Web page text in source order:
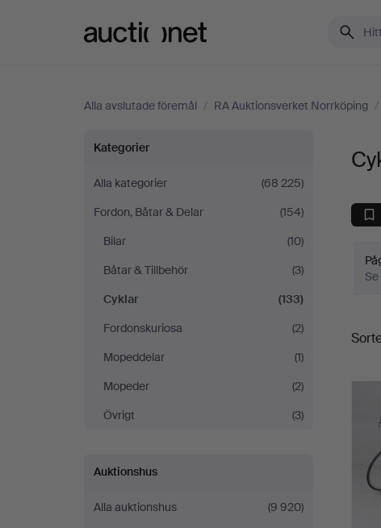
Alla avslutade föremål / RA Auktionsverket Norrköping /
Cyklar
på
RA
Auktionsverket
Norrköping
Kategorier
Alla kategorier
(68 225)
Fordon, Båtar & Delar
(154)
Bilar
(10)
Båtar & Tillbehör
(3)
Cyklar
(133)
Fordonskuriosa
(2)
Mopeddelar
(1)
Mopeder
(2)
Övrigt
(3)
Auktionshus
Alla auktionshus
(9 920)